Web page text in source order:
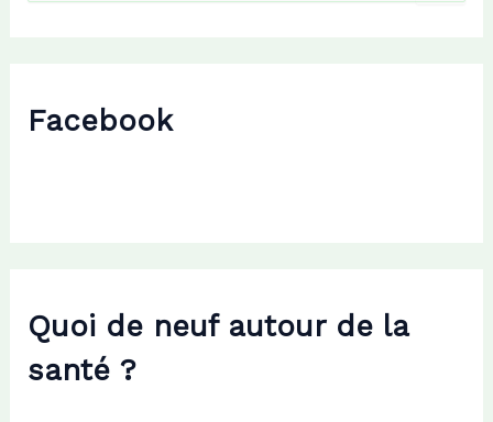
h
Facebook
Quoi de neuf autour de la
santé ?